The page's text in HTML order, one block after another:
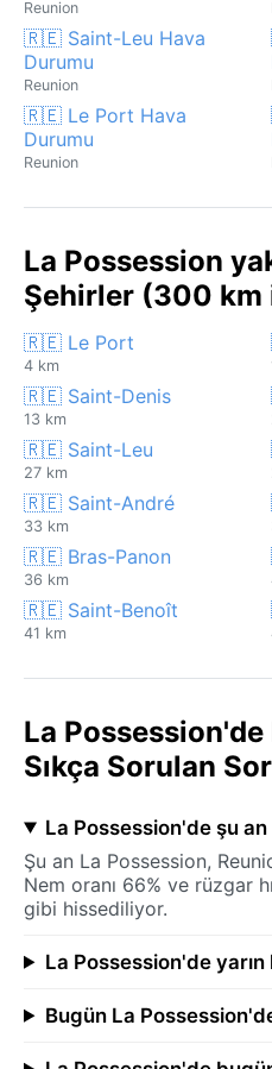
Reunion
🇷🇪 Saint-Leu Hava
Durumu
Reunion
🇷🇪 Le Port Hava
Durumu
Reunion
La Possession
Şehirler (300 km
🇷🇪 Le Port
4 km
🇷🇪 Saint-Denis
13 km
🇷🇪 Saint-Leu
27 km
🇷🇪 Saint-André
33 km
🇷🇪 Bras-Panon
36 km
🇷🇪 Saint-Benoît
41 km
La
Sıkça Sorulan
La Possession'de şu an
Şu an La Possession,
Nem oranı 66% ve rüzgar
gibi hissediliyor.
La Possession'de yarın
Bugün La